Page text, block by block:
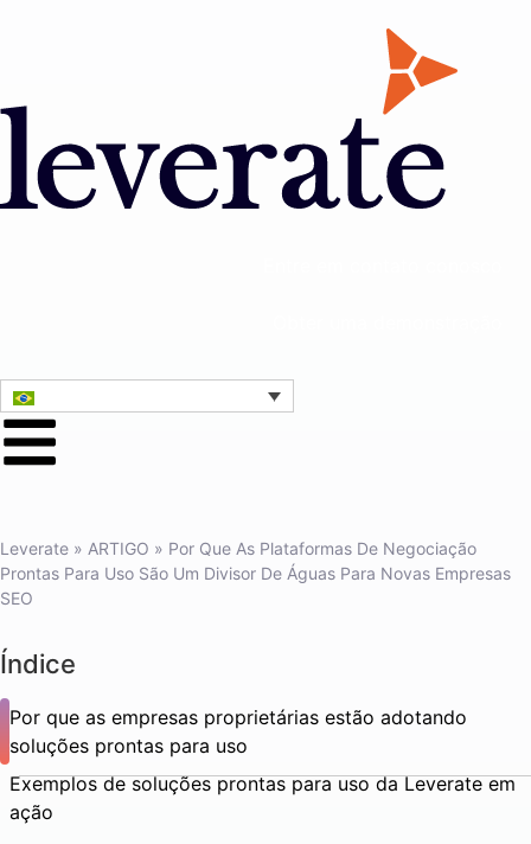
Leverate » ARTIGO » Por Que As Plataformas De Negociação
Prontas Para Uso São Um Divisor De Águas Para Novas Empresas
SEO
Índice
Por que as empresas proprietárias estão adotando
soluções prontas para uso
Exemplos de soluções prontas para uso da Leverate em
ação